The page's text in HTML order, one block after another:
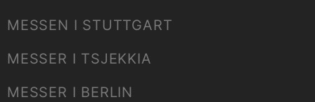
MESSEN I STUTTGART
MESSER I TSJEKKIA
MESSER I BERLIN